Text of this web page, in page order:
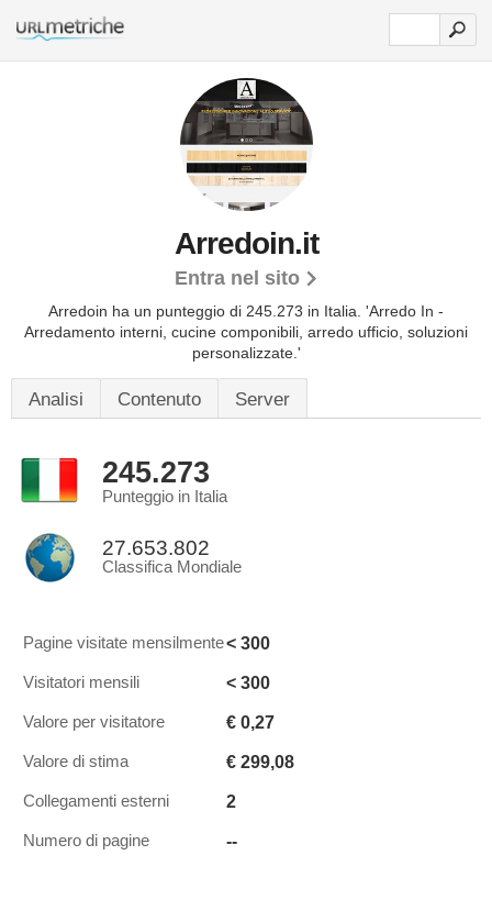
Arredoin.it
Entra nel sito
Arredoin ha un punteggio di 245.273 in Italia. 'Arredo In -
Arredamento interni, cucine componibili, arredo ufficio, soluzioni
personalizzate.'
Analisi Contenuto Server
245.273
Punteggio in Italia
27.653.802
Classifica Mondiale
Pagine visitate mensilmente< 300
Visitatori mensili < 300
Valore per visitatore € 0,27
Valore di stima € 299,08
Collegamenti esterni 2
Numero di pagine --